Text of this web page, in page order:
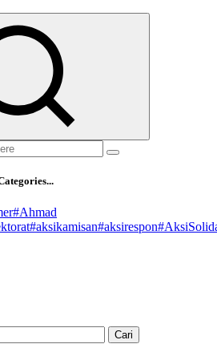
#Ahmad
#aksikamisan#aksirespon